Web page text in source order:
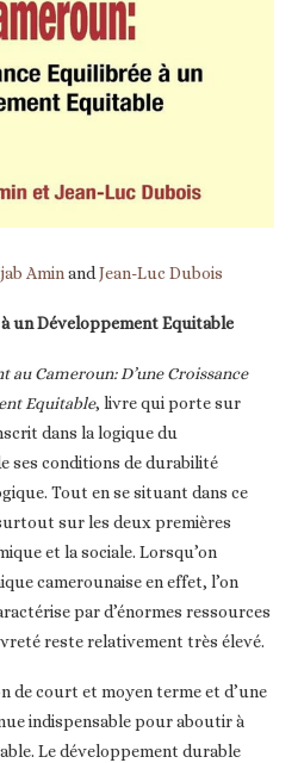
Amin and Jean-Luc Dubois
un Développement Equitable
au Cameroun: D’une Croissance
Equitable, livre qui porte sur
dans la logique du
ses conditions de durabilité
Tout en se situant dans ce
sur les deux premières
et la sociale. Lorsqu’on
camerounaise en effet, l’on
par d’énormes ressources
reste relativement très élevé.
de court et moyen terme et d’une
indispensable pour aboutir à
Le développement durable